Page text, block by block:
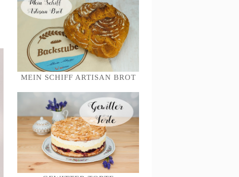
MEIN SCHIFF ARTISAN BROT